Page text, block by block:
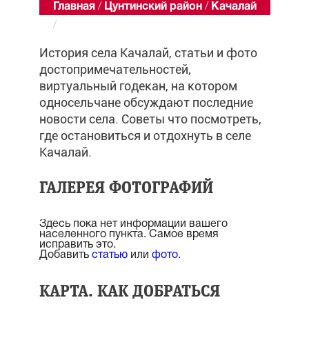
Главная / Цунтинский район / Качалай
/
История села Качалай, статьи и фото
достопримечательностей,
виртуальный годекан, на котором
односельчане обсуждают последние
новости села. Советы что посмотреть,
где остановиться и отдохнуть в селе
Качалай.
ГАЛЕРЕЯ ФОТОГРАФИЙ
Здесь пока нет информации вашего
населенного пункта. Самое время
исправить это.
Добавить статьюили фото.
КАРТА. КАК ДОБРАТЬСЯ